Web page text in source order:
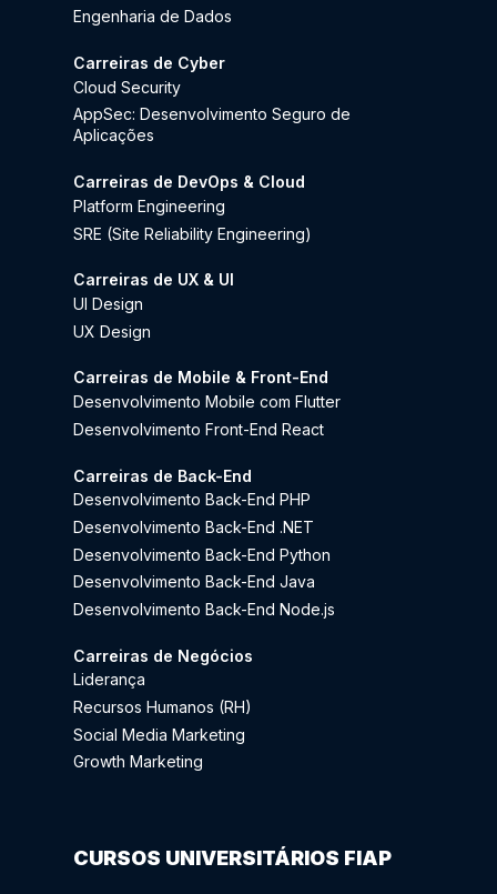
Engenharia de Dados
Carreiras de Cyber
Cloud Security
AppSec: Desenvolvimento Seguro de
Aplicações
Carreiras de DevOps & Cloud
Platform Engineering
SRE (Site Reliability Engineering)
Carreiras de UX & UI
UI Design
UX Design
Carreiras de Mobile & Front-End
Desenvolvimento Mobile com Flutter
Desenvolvimento Front-End React
Carreiras de Back-End
Desenvolvimento Back-End PHP
Desenvolvimento Back-End .NET
Desenvolvimento Back-End Python
Desenvolvimento Back-End Java
Desenvolvimento Back-End Node.js
Carreiras de Negócios
Liderança
Recursos Humanos (RH)
Social Media Marketing
Growth Marketing
CURSOS UNIVERSITÁRIOS FIAP